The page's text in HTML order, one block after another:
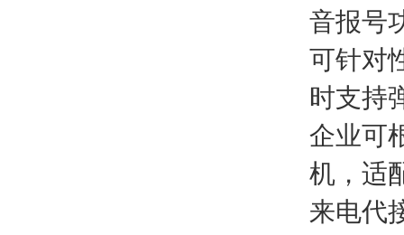
音报号
可针对
时支持
企业可
机，适
来电代